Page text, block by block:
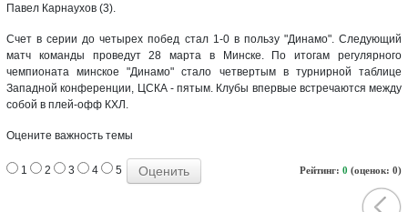
Павел Карнаухов (3).
Счет в серии до четырех побед стал 1-0 в пользу "Динамо". Следующий
матч команды проведут 28 марта в Минске. По итогам регулярного
чемпионата минское "Динамо" стало четвертым в турнирной таблице
Западной конференции, ЦСКА - пятым. Клубы впервые встречаются между
собой в плей-офф КХЛ.
Оцените важность темы
Рейтинг: 0 (оценок: 0)
1 2 3 4 5